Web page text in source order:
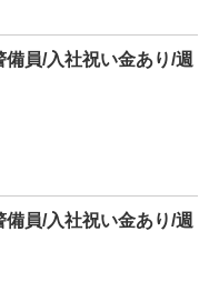
員/入社祝い金あり/週
員/入社祝い金あり/週